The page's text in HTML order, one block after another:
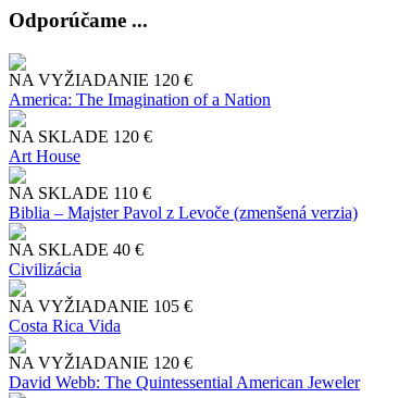
Odporúčame ...
NA VYŽIADANIE 120 €
America: The Imagination of a Nation
NA SKLADE 120 €
Art House
NA SKLADE 110 €
Biblia – Majster Pavol z Levoče (zmenšená verzia)
NA SKLADE 40 €
Civilizácia
NA VYŽIADANIE 105 €
Costa Rica Vida
NA VYŽIADANIE 120 €
David Webb: The Quintessential American Jeweler